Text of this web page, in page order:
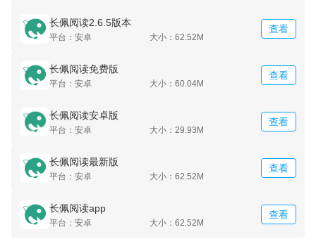
1.【阅读体验细致】
长佩阅读2.6.5版本
平台：安卓 大小：62.52M
查看
长佩阅读免费版
平台：安卓 大小：60.04M
查看
长佩阅读安卓版
平台：安卓 大小：29.93M
查看
长佩阅读最新版
平台：安卓 大小：62.52M
查看
长佩阅读app
平台：安卓 大小：62.52M
查看